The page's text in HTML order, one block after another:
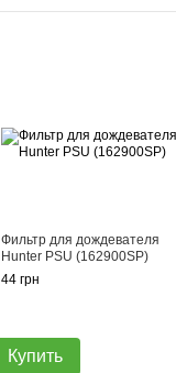
Фильтр для дождевателя
Hunter PSU (162900SP)
44 грн
Купить